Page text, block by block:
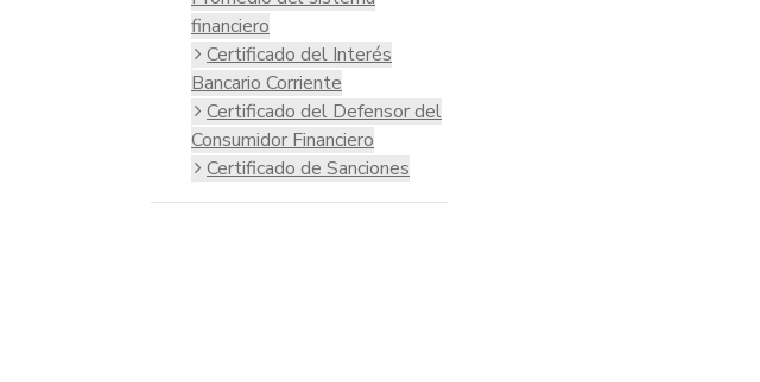
financiero
Certificado del Interés
Bancario Corriente
Certificado del Defensor del
Consumidor Financiero
Certificado de Sanciones